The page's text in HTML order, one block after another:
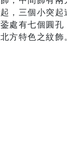
起，三個小突
銎處有七個圓孔
北方特色之紋飾